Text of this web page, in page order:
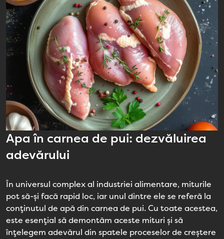
Apa în carnea de pui: dezvăluirea
adevărului
În universul complex al industriei alimentare, miturile
pot să-și facă rapid loc, iar unul dintre ele se referă la
conținutul de apă din carnea de pui. Cu toate acestea,
este esențial să demontăm aceste mituri și să
înțelegem adevărul din spatele proceselor de creștere